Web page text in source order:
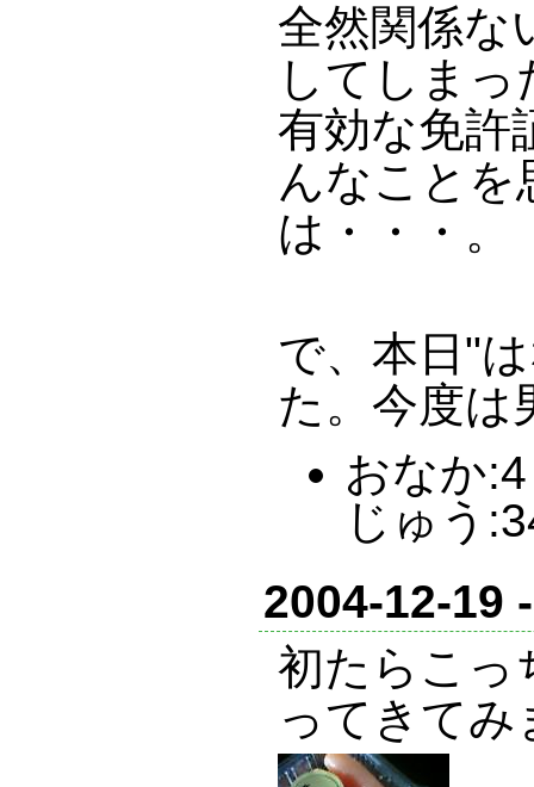
全然関係な
してしま
有効な免許
んなことを
は・・・。
で、本日"
た。今度は
おなか
じゅう
2004-12-19
初たらこっ
ってきてみ